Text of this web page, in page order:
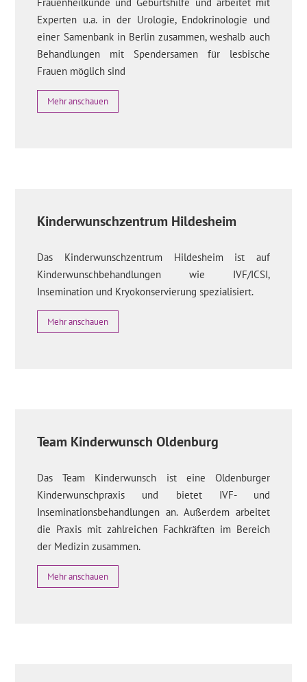
Experten u.a. in der Urologie, Endokrinologie und
einer Samenbank in Berlin zusammen, weshalb auch
Behandlungen mit Spendersamen für lesbische
Frauen möglich sind
Mehr anschauen
Kinderwunschzentrum Hildesheim
Das Kinderwunschzentrum Hildesheim ist auf
Kinderwunschbehandlungen wie IVF/ICSI,
Insemination und Kryokonservierung spezialisiert.
Mehr anschauen
Team Kinderwunsch Oldenburg
Das Team Kinderwunsch ist eine Oldenburger
Kinderwunschpraxis und bietet IVF- und
Inseminationsbehandlungen an. Außerdem arbeitet
die Praxis mit zahlreichen Fachkräften im Bereich
der Medizin zusammen.
Mehr anschauen